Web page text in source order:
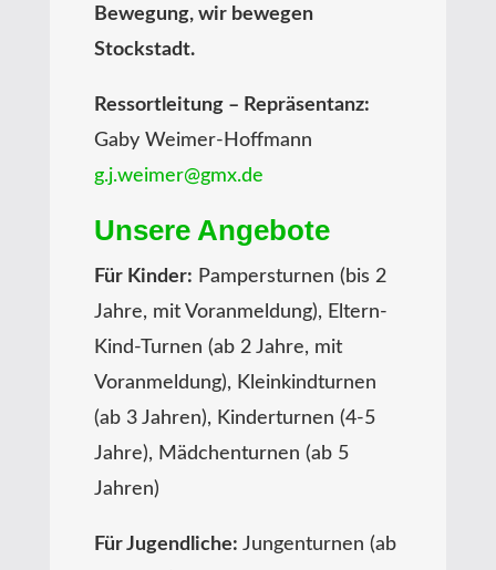
Bewegung, wir bewegen
Stockstadt.
Ressortleitung – Repräsentanz:
Gaby Weimer-Hoffmann
g.j.weimer@gmx.de
Unsere Angebote
Für Kinder: Pampersturnen (bis 2
Jahre, mit Voranmeldung), Eltern-
Kind-Turnen (ab 2 Jahre, mit
Voranmeldung), Kleinkindturnen
(ab 3 Jahren), Kinderturnen (4-5
Jahre), Mädchenturnen (ab 5
Jahren)
Für Jugendliche: Jungenturnen (ab